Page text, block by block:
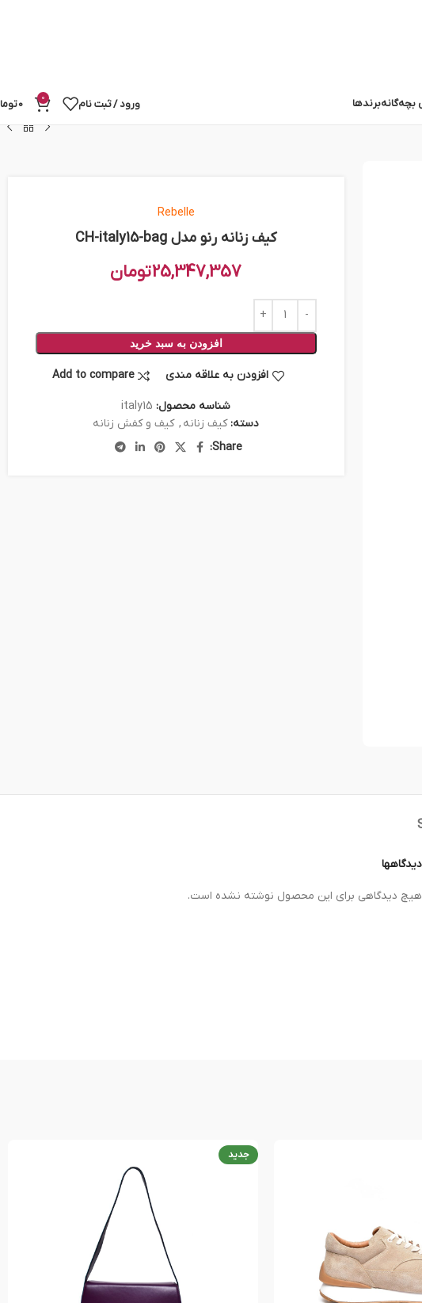
برندها ورود / ثبت نام 0
0
Rebelle
کیف زنانه رنو مدل CH-italy15-bag
25,347,357تومان
افزودن به سبد خرید
افزودن به علاقه مندی Add to compare
شناسه محصول: italy15
دسته: کیف زنانه , کیف و کفش زنانه
Share:
دیدگاهها
هیچ دیدگاهی برای این محصول نوشته نشده است.
جدید